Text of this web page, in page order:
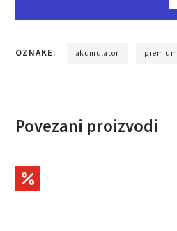
OZNAKE: akumulator premium
Povezani proizvodi